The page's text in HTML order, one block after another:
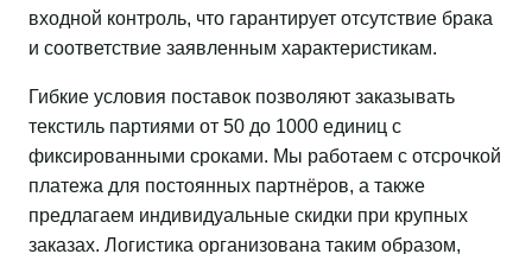
входной контроль, что гарантирует отсутствие брака
и соответствие заявленным характеристикам.
Гибкие условия поставок позволяют заказывать
текстиль партиями от 50 до 1000 единиц с
фиксированными сроками. Мы работаем с отсрочкой
платежа для постоянных партнёров, а также
предлагаем индивидуальные скидки при крупных
заказах. Логистика организована таким образом,